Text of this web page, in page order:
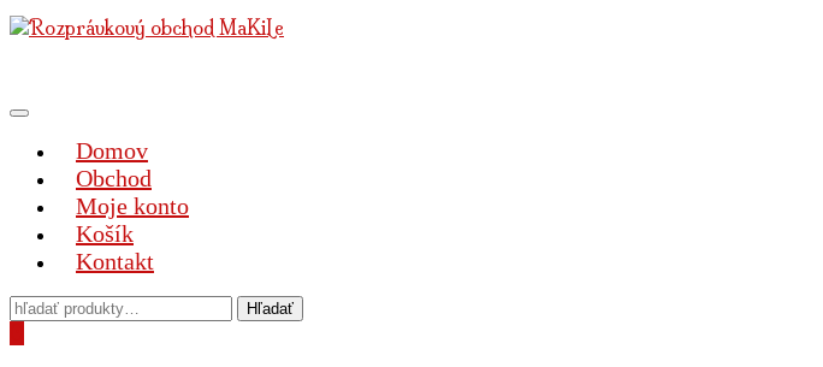
Preskočiť
na
Prepnúť
navigáciuDomov
Obchod
Moje konto
Košík
Kontakt